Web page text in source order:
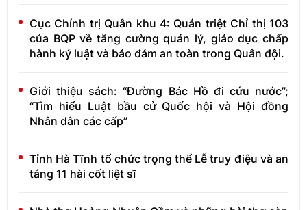
Cục Chính trị Quân khu 4: Quán triệt Chỉ thị 103
của BQP về tăng cường quản lý, giáo dục chấp
hành kỷ luật và bảo đảm an toàn trong Quân đội.
Giới thiệu sách: “Đường Bác Hồ đi cứu nước”;
“Tìm hiểu Luật bầu cử Quốc hội và Hội đồng
Nhân dân các cấp”
Tỉnh Hà Tĩnh tổ chức trọng thể Lễ truy điệu và an
táng 11 hài cốt liệt sĩ